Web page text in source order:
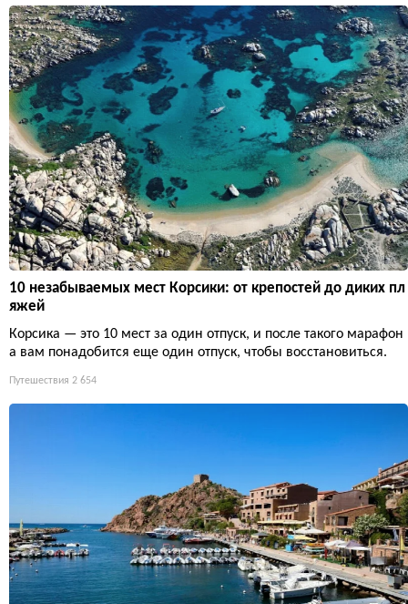
10 незабываемых мест Корсики: от крепостей до диких пл
яжей
Корсика — это 10 мест за один отпуск, и после такого марафон
а вам понадобится еще один отпуск, чтобы восстановиться.
Путешествия 2 654